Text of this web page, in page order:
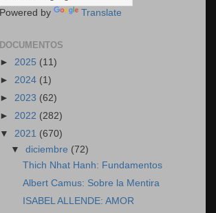
Powered by Translate
DOCUMENTOS
► 2025 (11)
► 2024 (1)
► 2023 (62)
► 2022 (282)
▼ 2021 (670)
▼diciembre (72)
Thich Nhat Hanh: Fundamentos
Albert Camus: Sobre la Mentira
ISABEL ALLENDE: AMOR